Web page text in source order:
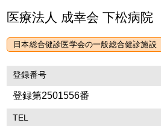
医療法人 成幸会 下松病院
日本総合健診医学会の一般総合健診施設
登録番号
登録第2501556番
TEL